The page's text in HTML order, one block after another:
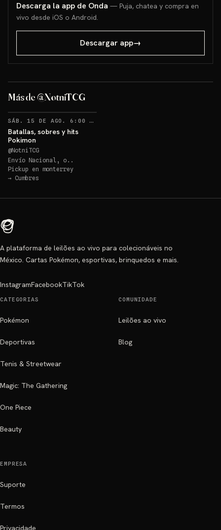
Descarga la app de Onda — Puja, chatea y compra en
vivo desde iOS o Android.
Descargar app→
Más de @NotniTCG
SÁB. 15 DE AGO. 6:00 PM
Batallas, sobres y hits
Pokimon
@NotniTCG
Envío Nacional, o..
Pickup en monterrey
→ Cumbres
A plataforma de leilões ao vivo para colecionáveis no
México. Cartas Pokémon, esportivas, brinquedos e mais.
InstagramFacebookTikTok
CATEGORIAS
Pokémon
Deportivas
Tenis & Streetwear
Magic: The Gathering
One Piece
Beauty
COMUNIDADE
Leilões ao vivo
Blog
EMPRESA
Suporte
Termos
Privacidade